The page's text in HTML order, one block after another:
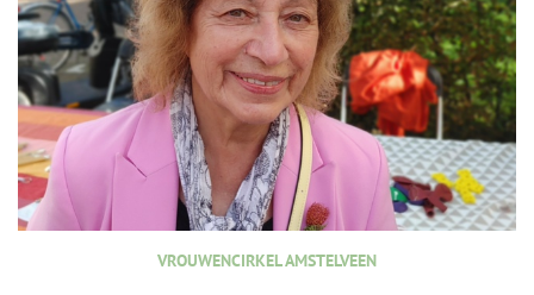
VROUWENCIRKEL AMSTELVEEN